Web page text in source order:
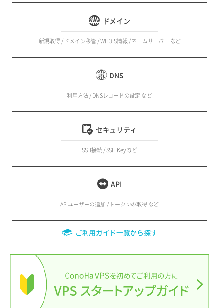
ドメイン
新規取得 / ドメイン移管 / WHOIS情報 / ネームサーバー など
DNS
利用方法 / DNSレコードの設定 など
セキュリティ
SSH接続 / SSH Key など
API
APIユーザーの追加 / トークンの取得 など
ご利用ガイド一覧から探す